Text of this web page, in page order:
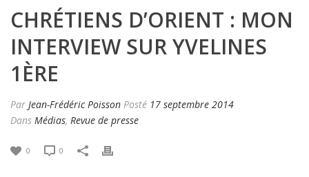
CHRÉTIENS D’ORIENT : MON
INTERVIEW SUR YVELINES
1ÈRE
Par Jean-Frédéric Poisson Posté 17 septembre 2014
Dans Médias, Revue de presse
0 0